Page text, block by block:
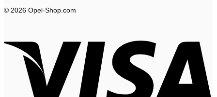
© 2026 Opel-Shop.com